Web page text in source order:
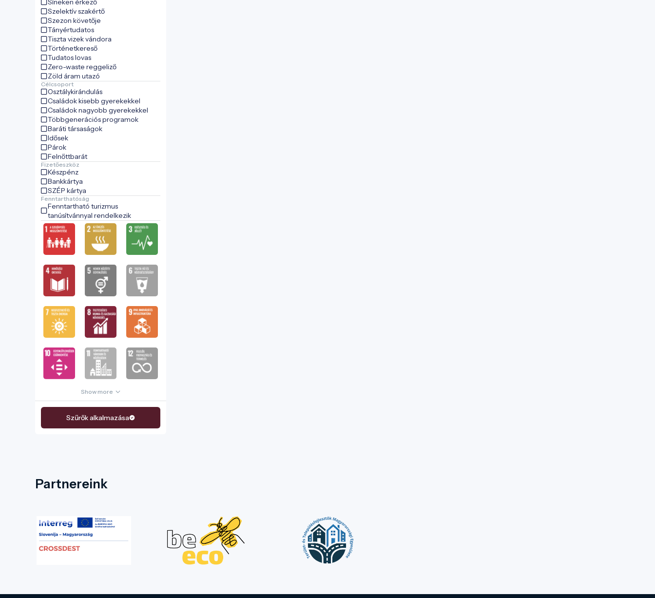
Síneken érkező
Szelektív szakértő
Szezon követője
Tányértudatos
Tiszta vizek vándora
Történetkereső
Tudatos lovas
Zero-waste reggeliző
Zöld áram utazó
Célcsoport
Osztálykirándulás
Családok kisebb gyerekekkel
Családok nagyobb gyerekekkel
Többgenerációs programok
Baráti társaságok
Idősek
Párok
Felnőttbarát
Fizetőeszköz
Készpénz
Bankkártya
SZÉP kártya
Fenntarthatóság
Fenntartható turizmus
tanúsítvánnyal rendelkezik
Show more
Szűrők alkalmazása
Partnereink